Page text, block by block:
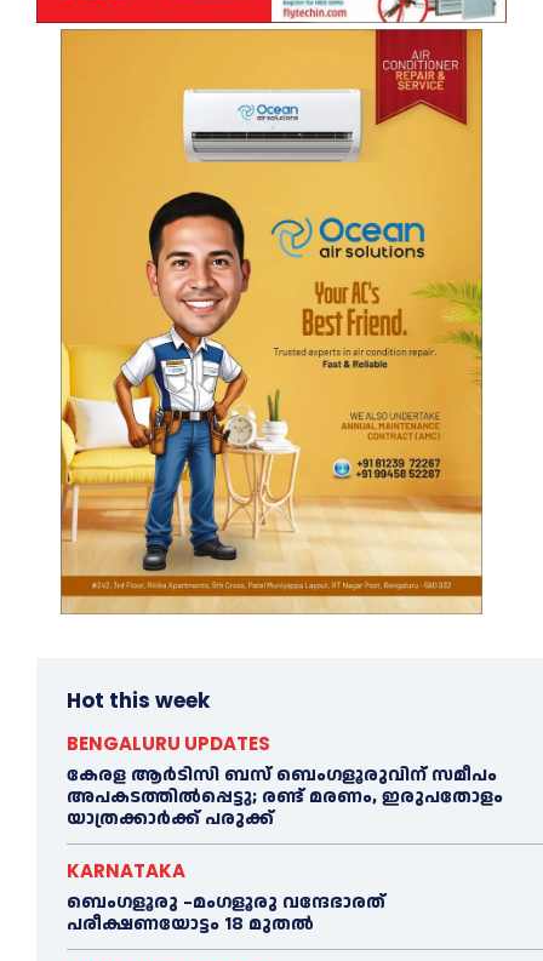
Hot this week
BENGALURU UPDATES
കേരള ആർടിസി ബസ് ബെംഗളൂരുവിന് സമീപം
അപകടത്തിൽപ്പെട്ടു; രണ്ട് മരണം, ഇരുപതോളം
യാത്രക്കാർക്ക് പരുക്ക്
KARNATAKA
ബെംഗളൂരു –മംഗളൂരു വന്ദേഭാരത്
പരീക്ഷണയോട്ടം 18 മുതൽ